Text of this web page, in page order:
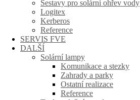
Sestavy pro solární ohřev vody
Logitex
Kerberos
Reference
SERVIS FVE
DALŠÍ
Solární lampy
Komunikace a stezky
Zahrady a parky
Ostatní realizace
Reference